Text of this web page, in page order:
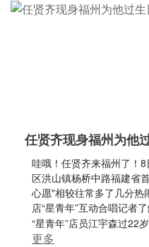
任贤齐现身福州为他
哇哦！任贤齐来福州了！
区洪山镇杨桥中路福建省
心愿"相较往常多了几分热
店“星青年”互动合唱记者
“星青年”店员江宇森过22
更多